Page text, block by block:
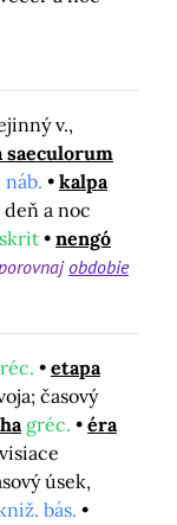
v.,
saeculorum
náb.
kalpa
a noc
nengó
obdobie
etapa
časový
gréc.
éra
úsek,
bás.